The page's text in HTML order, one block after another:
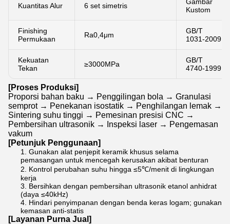
Kuantitas Alur 6 set simetris
Kustom
Finishing
Permukaan
Ra0,4μm
GB/T
1031-2009
Kekuatan
Tekan
≥3000MPa
GB/T
4740-1999
[Proses Produksi]
Proporsi bahan baku → Penggilingan bola → Granulasi
semprot → Penekanan isostatik → Penghilangan lemak →
Sintering suhu tinggi → Pemesinan presisi CNC →
Pembersihan ultrasonik → Inspeksi laser → Pengemasan
vakum
[Petunjuk Penggunaan]
Gunakan alat penjepit keramik khusus selama
pemasangan untuk mencegah kerusakan akibat benturan
Kontrol perubahan suhu hingga ≤5℃/menit di lingkungan
kerja
Bersihkan dengan pembersihan ultrasonik etanol anhidrat
(daya ≤40kHz)
Hindari penyimpanan dengan benda keras logam; gunakan
kemasan anti-statis
[Layanan Purna Jual]